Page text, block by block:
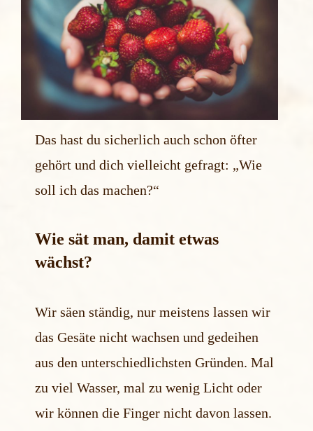
Das hast du sicherlich auch schon öfter
gehört und dich vielleicht gefragt: „Wie
soll ich das machen?“
Wie sät man, damit etwas
wächst?
Wir säen ständig, nur meistens lassen wir
das Gesäte nicht wachsen und gedeihen
aus den unterschiedlichsten Gründen. Mal
zu viel Wasser, mal zu wenig Licht oder
wir können die Finger nicht davon lassen.